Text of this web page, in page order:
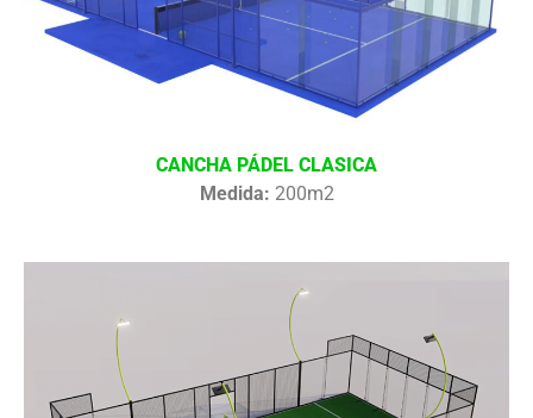
CANCHA PÁDEL CLASICA
Medida: 200m2